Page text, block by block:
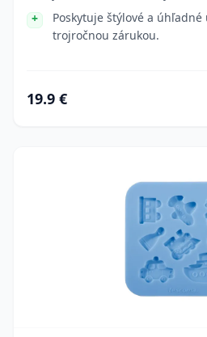
Poskytuje štýlové a
trojročnou zárukou.
19.9 €